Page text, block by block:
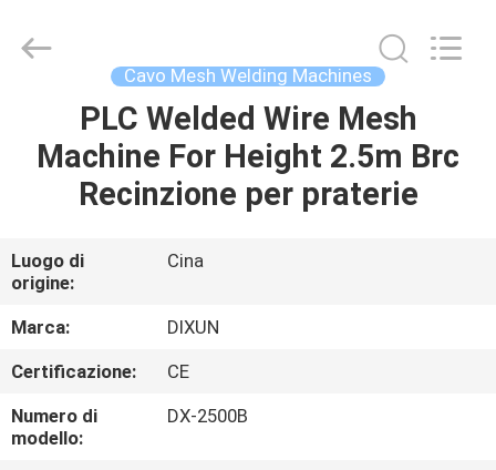
PRODOTTI
MANIFESTAZIONE
DI
VR
CIRCA
NOI
Mesh
Products
Cavo Mesh Welding Machines
PLC Welded Wire Mesh
Machine For Height 2.5m Brc
Recinzione per praterie
Luogo di
origine:
Cina
Marca:
DIXUN
Certificazione:
CE
Numero di
modello:
DX-2500B